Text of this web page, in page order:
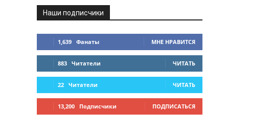
Наши подписчики
1,639 Фанаты МНЕ НРАВИТСЯ
883 Читатели ЧИТАТЬ
22 Читатели ЧИТАТЬ
13,200 Подписчики ПОДПИСАТЬСЯ